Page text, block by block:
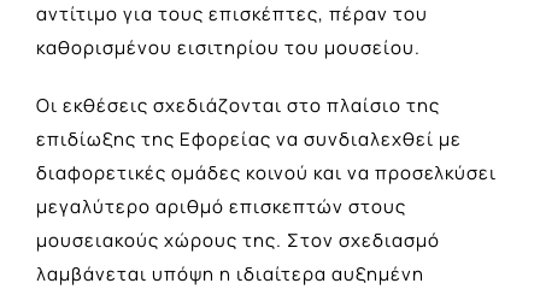
αντίτιμο για τους επισκέπτες, πέραν του
καθορισμένου εισιτηρίου του μουσείου.
Οι εκθέσεις σχεδιάζονται στο πλαίσιο της
επιδίωξης της Εφορείας να συνδιαλεχθεί με
διαφορετικές ομάδες κοινού και να προσελκύσει
μεγαλύτερο αριθμό επισκεπτών στους
μουσειακούς χώρους της. Στον σχεδιασμό
λαμβάνεται υπόψη η ιδιαίτερα αυξημένη